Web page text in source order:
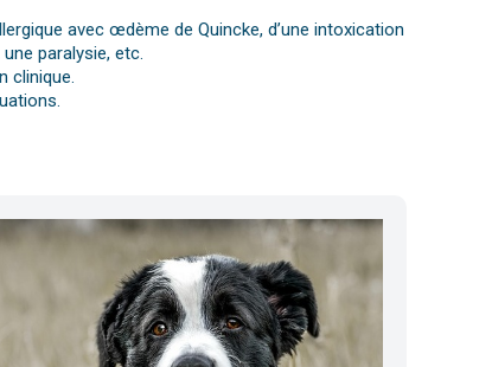
avec œdème de Quincke, d’une intoxication
paralysie, etc.
clinique.